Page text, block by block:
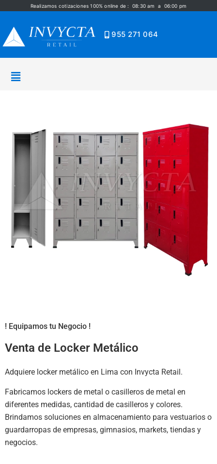
Realizamos cotizaciones 100% online de : 08:30 am a 06:00 pm
955 271 064
! Equipamos tu Negocio !
Venta de Locker Metálico
Adquiere locker metálico en Lima con Invycta Retail.
Fabricamos lockers de metal o casilleros de metal en
diferentes medidas, cantidad de casilleros y colores.
Brindamos soluciones en almacenamiento para vestuarios o
guardarropas de empresas, gimnasios, markets, tiendas y
negocios.